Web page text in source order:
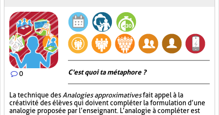
0 C'est quoi ta métaphore ?
La technique des Analogies approximativesfait appel à la
créativité des élèves qui doivent compléter la formulation d’une
analogie proposée par l’enseignant. L’analogie à compléter est